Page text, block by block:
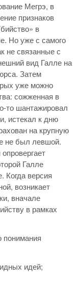
Мегрэ, в
признаков
в
Но уже с самого
не связанные с
вид Галле на
Затем
уже можно
сожженная в
то шантажировал
истекал к дню
на крупную
не был левшой.
Галле
Когда версия
возникает
вначале
в рамках
понимания
идей;